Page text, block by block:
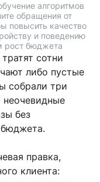
алгоритмов
обращения от
повысить качество
и поведению
рост бюджета
сотни
либо пустые
собрали три
неочевидные
без
бюджета.
правка,
клиента: